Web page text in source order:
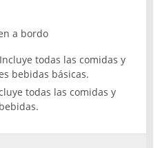
a bordo
todas las comidas y
bebidas básicas.
todas las comidas y
bebidas.